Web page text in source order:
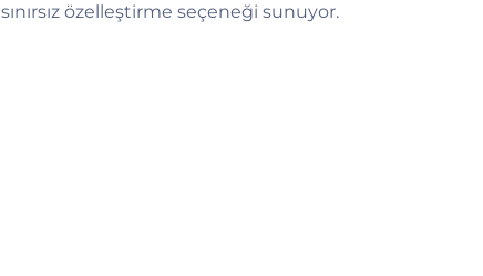
sınırsız özelleştirme seçeneği sunuyor.